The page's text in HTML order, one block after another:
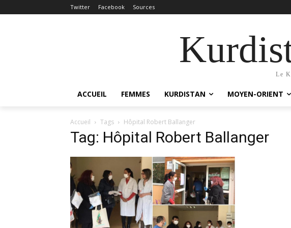
Twitter Facebook Sources
Le
ACCUEIL FEMMES KURDISTAN MOYEN-ORIENT
Accueil Tags Hôpital Robert Ballanger
Tag: Hôpital Robert Ballanger